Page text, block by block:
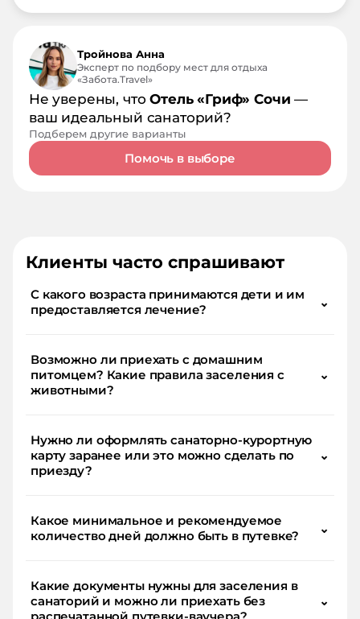
Тройнова Анна
Эксперт по подбору мест для отдыха
«Забота.Travel»
Не уверены, чтоОтель «Гриф» Сочи —
ваш идеальный санаторий?
Подберем другие варианты
Помочь в выборе
Клиенты часто спрашивают
С какого возраста принимаются дети и им
предоставляется лечение?
⌄
Возможно ли приехать с домашним
питомцем? Какие правила заселения с
животными?
⌄
Нужно ли оформлять санаторно-курортную
карту заранее или это можно сделать по
приезду?
⌄
Какое минимальное и рекомендуемое
количество дней должно быть в путевке?
⌄
Какие документы нужны для заселения в
санаторий и можно ли приехать без
⌄